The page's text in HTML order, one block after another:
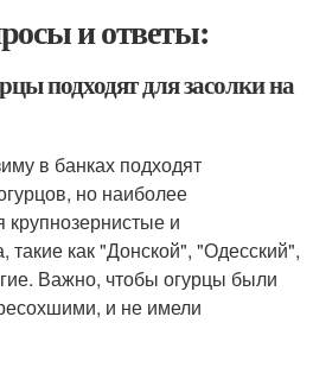
и ответы:
подходят для засолки на
в банках подходят
но наиболее
и
такие как "Донской", "Одесский",
Важно, чтобы огурцы были
и не имели